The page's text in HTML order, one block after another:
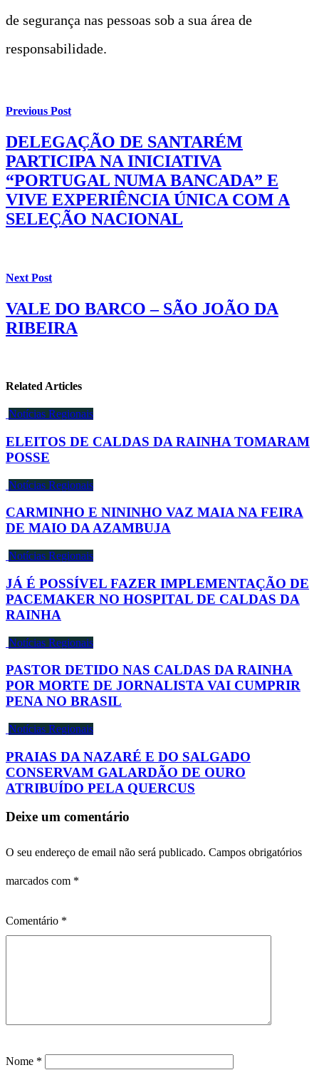
de segurança nas pessoas sob a sua área de
responsabilidade.
Previous Post
DELEGAÇÃO DE SANTARÉM
PARTICIPA NA INICIATIVA
“PORTUGAL NUMA BANCADA” E
VIVE EXPERIÊNCIA ÚNICA COM A
SELEÇÃO NACIONAL
Next Post
VALE DO BARCO – SÃO JOÃO DA
RIBEIRA
Related Articles
Notícias Regionais
ELEITOS DE CALDAS DA RAINHA TOMARAM
POSSE
Notícias Regionais
CARMINHO E NININHO VAZ MAIA NA FEIRA
DE MAIO DA AZAMBUJA
Notícias Regionais
JÁ É POSSÍVEL FAZER IMPLEMENTAÇÃO DE
PACEMAKER NO HOSPITAL DE CALDAS DA
RAINHA
Notícias Regionais
PASTOR DETIDO NAS CALDAS DA RAINHA
POR MORTE DE JORNALISTA VAI CUMPRIR
PENA NO BRASIL
Notícias Regionais
PRAIAS DA NAZARÉ E DO SALGADO
CONSERVAM GALARDÃO DE OURO
ATRIBUÍDO PELA QUERCUS
Deixe um comentário
O seu endereço de email não será publicado. Campos obrigatórios
marcados com *
Comentário *
Nome *